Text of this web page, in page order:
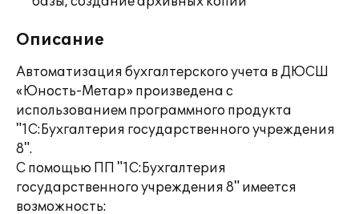
Описание
Автоматизация бухгалтерского учета в ДЮСШ
«Юность-Метар» произведена с
использованием программного продукта
"1С:Бухгалтерия государственного учреждения
8".
С помощью ПП "1С:Бухгалтерия
государственного учреждения 8" имеется
возможность: